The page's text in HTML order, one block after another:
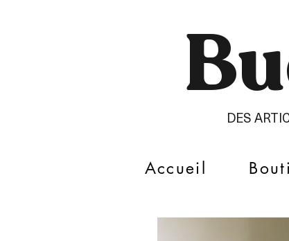
DES
Accueil